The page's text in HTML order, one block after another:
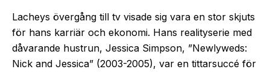
Lacheys övergång till tv visade sig vara en stor skjuts
för hans karriär och ekonomi. Hans realityserie med
dåvarande hustrun, Jessica Simpson, ”Newlyweds:
Nick and Jessica” (2003-2005), var en tittarsuccé för